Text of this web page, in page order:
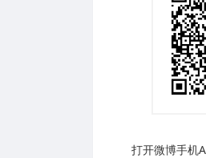
打开微博手机